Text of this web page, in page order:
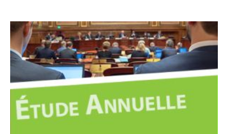
Faire
de
l’évaluation
politiques
publiques
un